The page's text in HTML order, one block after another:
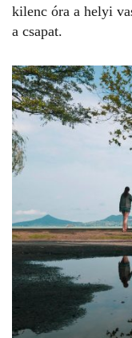
kilenc óra a helyi
a csapat.